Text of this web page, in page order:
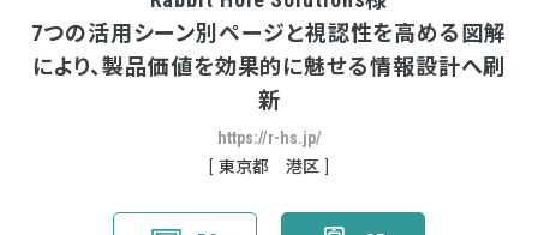
7つの活用シーン別ページと視認性を高める図解
により、製品価値を効果的に魅せる情報設計へ刷
新
https://r-hs.jp/
東京都 港区